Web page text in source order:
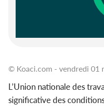
© Koaci.com - vendredi 01
L’Union nationale des
significative des